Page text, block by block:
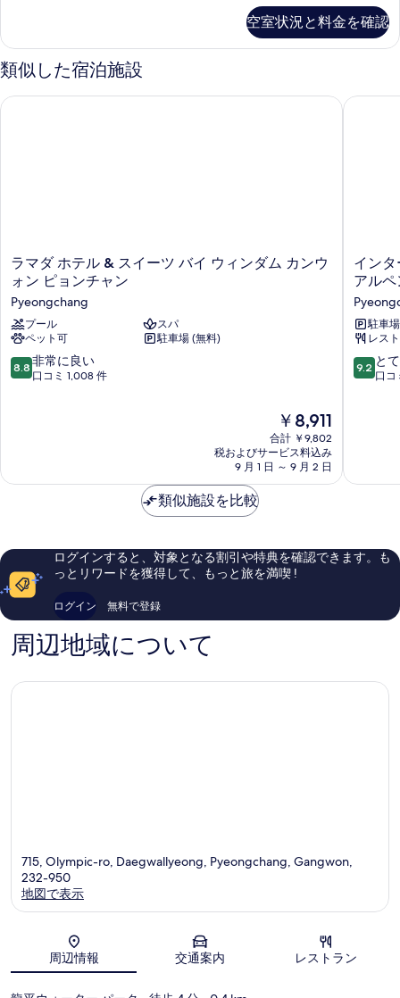
て
の
写
Room
の
詳
空室状況と料金を確認
類似した宿泊施設
ラ
マ
ダ
ホ
テ
ル
&
ス
ィ
カ
ウ
ォ
ョ
ャ
ラマダ ホテル & スイーツ バイ ウィンダム カンウ
ォン ピョンチャン
Pyeongchang
プール
スパ
ペット可
駐車場 (無料)
10
段
良
ミ
1,008
件
件
の
口
コ
8.8 非常に良い
口コミ 1,008 件
現
在
の
料
金
￥8,911
合計 ￥9,802
税およびサービス料込み
9 月 1 日 ～ 9 月 2 日
ラマダ ホテル & スイーツ バイ ウィンダム カンウォン ピョン
イ
ン
タ
ー
コ
ン
チ
ネ
チ
ゾ
ー
ア
イン
アル
駐車
レス
10
段
素
い、
口
口
9.2 と
口コ
インタ
類似施設を比較
ログインすると、対象となる割引や特典を確認できます。も
っとリワードを獲得して、もっと旅を満喫 !
ログイン 無料で登録
周辺地域について
715, Olympic-ro, Daegwallyeong, Pyeongchang, Gangwon,
232-950
地図で表示
周辺情報 交通案内 レストラン